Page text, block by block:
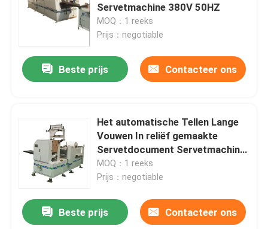
Servetmachine 380V 50HZ
MOQ：1 reeks
Prijs：negotiable
Beste prijs Contacteer ons
Het automatische Tellen Lange
Vouwen In reliëf gemaakte
Servetdocument Servetmachine
410x285mm
MOQ：1 reeks
Prijs：negotiable
Beste prijs Contacteer ons